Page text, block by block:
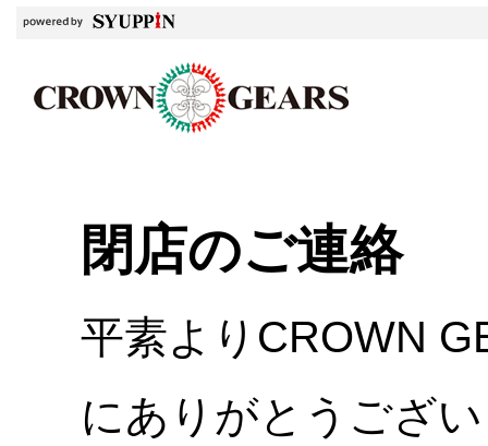
閉店のご連絡
平素よりCROWN
にありがとうござ